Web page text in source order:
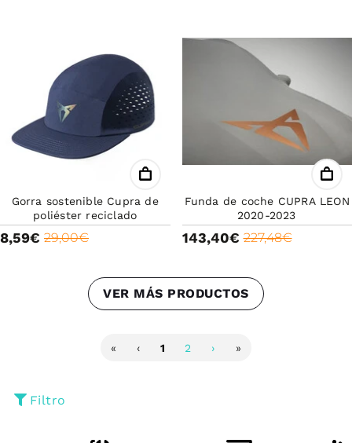
Gorra sostenible Cupra de
poliéster reciclado
29,00€
8,59€
Funda de coche CUPRA LEON
2020-2023
227,48€
143,40€
VER MÁS PRODUCTOS
« ‹ 1 2 › »
Filtro